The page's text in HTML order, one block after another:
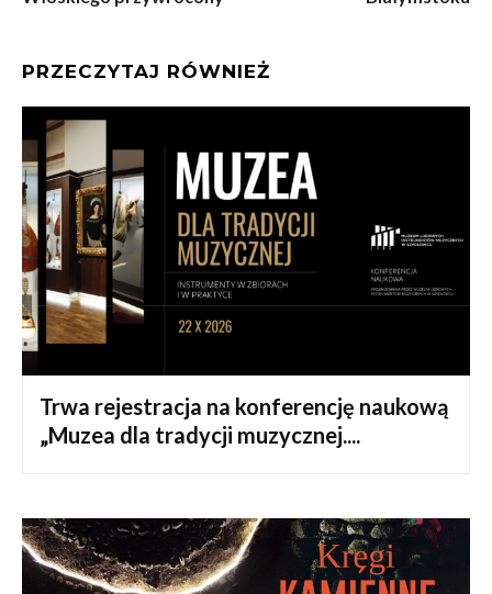
PRZECZYTAJ RÓWNIEŻ
Trwa rejestracja na konferencję naukową
„Muzea dla tradycji muzycznej....